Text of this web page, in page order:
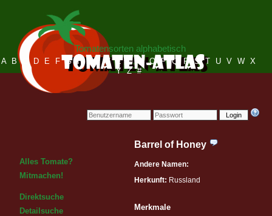
Login
Tomatensorten alphabetisch
A B C D E F G H I J K L M N O P Q R S T U V W X
Y Z #
Alles Tomate?
Mitmachen!
Direktsuche
Detailsuche
Barrel of Honey
Andere Namen:
Herkunft: Russland
Merkmale